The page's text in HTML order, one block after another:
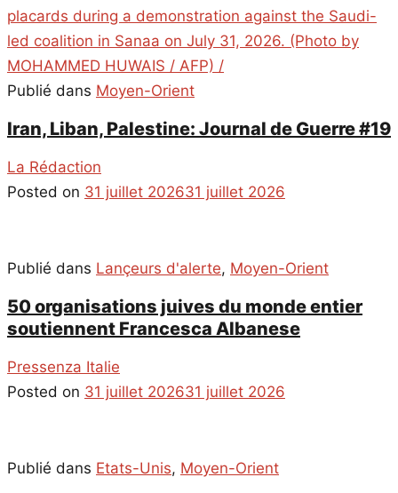
Publié dans Moyen-Orient
Iran, Liban, Palestine: Journal de Guerre #19
La Rédaction
Posted on 31 juillet 202631 juillet 2026
Publié dans Lançeurs d'alerte, Moyen-Orient
50 organisations juives du monde entier
soutiennent Francesca Albanese
Pressenza Italie
Posted on 31 juillet 202631 juillet 2026
Publié dans Etats-Unis, Moyen-Orient